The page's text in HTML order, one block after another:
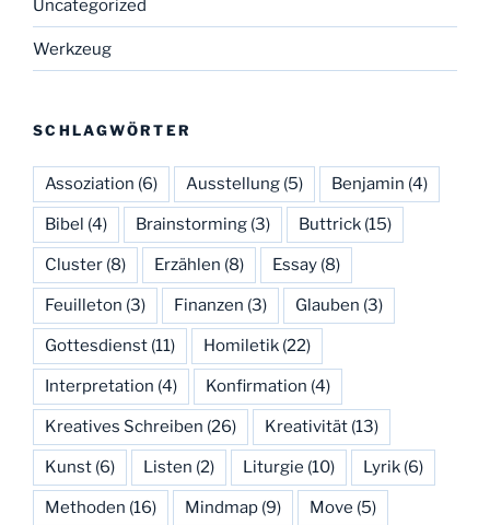
Uncategorized
Werkzeug
SCHLAGWÖRTER
Assoziation (6) Ausstellung (5) Benjamin (4)
Bibel (4) Brainstorming (3) Buttrick (15)
Cluster (8) Erzählen (8) Essay (8)
Feuilleton (3) Finanzen (3) Glauben (3)
Gottesdienst (11) Homiletik (22)
Interpretation (4) Konfirmation (4)
Kreatives Schreiben (26) Kreativität (13)
Kunst (6) Listen (2) Liturgie (10) Lyrik (6)
Methoden (16) Mindmap (9) Move (5)